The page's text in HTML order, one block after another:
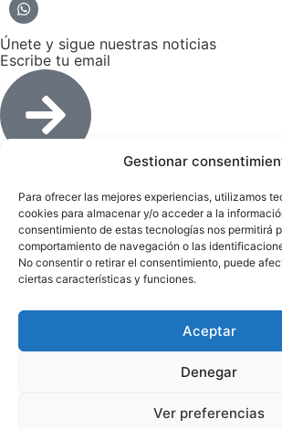
Gestionar
Para ofrecer las mejores experiencias, utilizamos
cookies para almacenar y/o acceder a la
consentimiento de estas tecnologías nos permitirá
comportamiento de navegación o las
No consentir o retirar el consentimiento, puede
ciertas características y funciones.
Aceptar
Denegar
Ver preferencias
Únete y sigue nuestras noticias
Escribe tu email
Política Cookies
Con el soporte de:
© 2026 Expafol – Diseñado por:Fiv5